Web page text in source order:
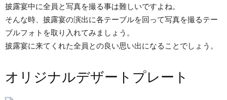
披露宴中に全員と写真を撮る事は難しいですよね。
そんな時、披露宴の演出に各テーブルを回って写真を撮るテー
ブルフォトを取り入れてみましょう。
披露宴に来てくれた全員との良い思い出になることでしょう。
オリジナルデザートプレート